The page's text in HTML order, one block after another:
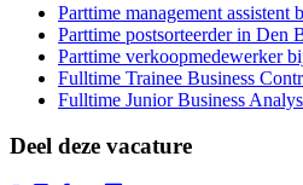
Parttime management
Parttime postsorteerder in Den
Parttime verkoopmedewerker
Fulltime Trainee Business
Fulltime Junior Business
Deel deze vacature